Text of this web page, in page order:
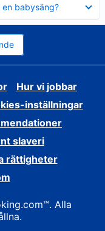
babysäng?
Hur vi jobbar
inställningar
slaveri
rättigheter
Alla